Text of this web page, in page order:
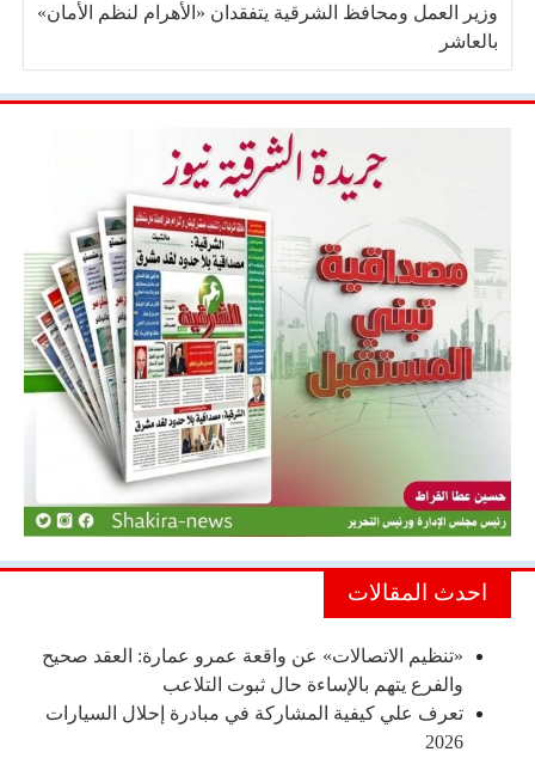
وزير العمل ومحافظ الشرقية يتفقدان «الأهرام لنظم الأمان»
بالعاشر
احدث المقالات
«تنظيم الاتصالات» عن واقعة عمرو عمارة: العقد صحيح
والفرع يتهم بالإساءة حال ثبوت التلاعب
تعرف علي كيفية المشاركة في مبادرة إحلال السيارات
2026